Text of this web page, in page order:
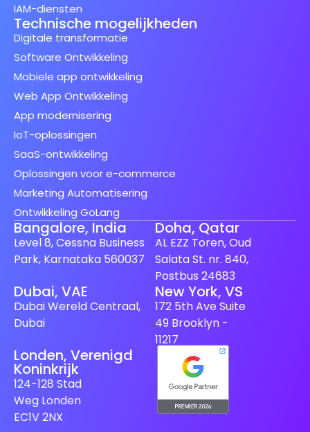
IAM-diensten
Technische mogelijkheden
Digitale transformatie
Software Ontwikkeling
Mobiele app ontwikkeling
Web App Ontwikkeling
App modernisering
IoT-oplossingen
SaaS-ontwikkeling
Oplossingen voor e-commerce
Marketing Automatisering
Ontwikkeling GoLang
Bangalore, India
Level 8, Cessna Business
Park, Karnataka 560037
Doha, Qatar
AL EZZ Toren, Oud
Salata St. nr. 840,
Postbus 24683
Dubai, VAE
Dubai Wereld Centraal,
Dubai
New York, VS
172 5th Ave Suite
49 Brooklyn -
11217
Londen, Verenigd
Koninkrijk
124-128 Stad
Weg Londen
EC1V 2NXFrench
German
Japanese
Swedish
Spanish (Spain)